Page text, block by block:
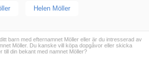
Helen Möller
barn med efternamnet Möller eller är du intresserad av
Möller. Du kanske vill köpa dopgåvor eller skicka
till din bekant med namnet Möller?